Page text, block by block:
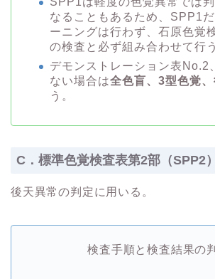
なることもあるため、SPP1
ーニングは行わず、石原色覚
の検査と必ず組み合わせて行う
デモンストレーション表No.2
ない場合は全色盲、3型色覚
う。
C．標準色覚検査表第2部（SPP2
後天異常の判定に用いる。
検査手順と検査結果の